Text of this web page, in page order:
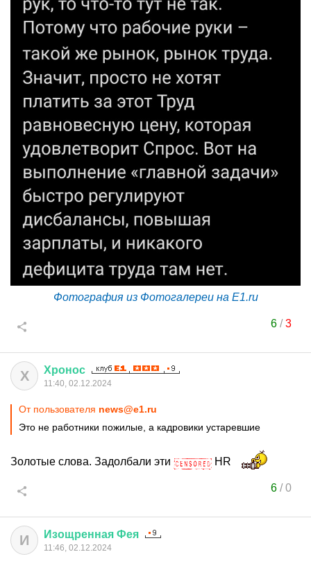
Фотография из Фотогалереи на E1.ru
6/3
Х Хронос
11:40, 02.12.2024
От пользователя news@e1.ru
Это не работники пожилые, а кадровики устаревшие
Золотые слова. Задолбали эти HR
6/0
И Изощренная Фея
11:46, 02.12.2024